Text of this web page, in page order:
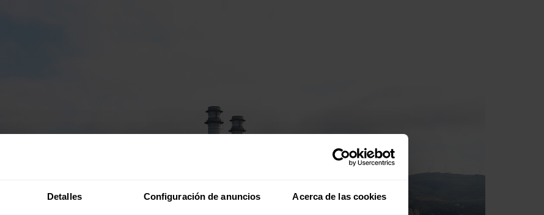
Detalles Configuración de anuncios Acerca de las cookies